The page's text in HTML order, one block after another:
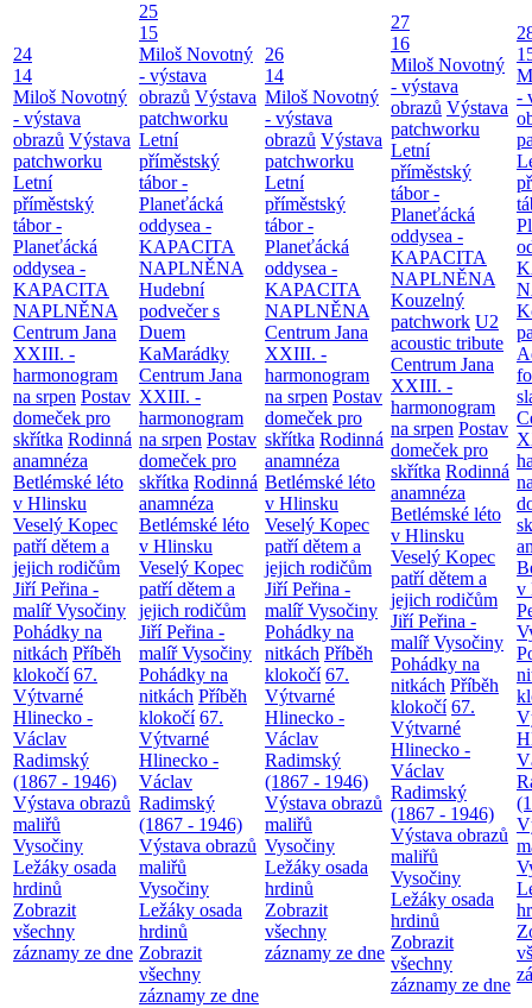
24
14
Miloš Novotný
- výstava
obrazů Výstava
patchworku
Letní
příměstský
tábor -
Planeťácká
oddysea -
KAPACITA
NAPLNĚNA
Centrum Jana
XXIII. -
harmonogram
na srpen Postav
domeček pro
skřítka Rodinná
anamnéza
Betlémské léto
v Hlinsku
Veselý Kopec
patří dětem a
jejich rodičům
Jiří Peřina -
malíř Vysočiny
Pohádky na
nitkách Příběh
klokočí 67.
Výtvarné
Hlinecko -
Václav
Radimský
(1867 - 1946)
Výstava obrazů
maliřů
Vysočiny
Ležáky osada
hrdinů
Zobrazit
všechny
záznamy ze dne
25
15
Miloš Novotný
- výstava
obrazů Výstava
patchworku
Letní
příměstský
tábor -
Planeťácká
oddysea -
KAPACITA
NAPLNĚNA
Hudební
podvečer s
Duem
KaMarádky
Centrum Jana
XXIII. -
harmonogram
na srpen Postav
domeček pro
skřítka Rodinná
anamnéza
Betlémské léto
v Hlinsku
Veselý Kopec
patří dětem a
jejich rodičům
Jiří Peřina -
malíř Vysočiny
Pohádky na
nitkách Příběh
klokočí 67.
Výtvarné
Hlinecko -
Václav
Radimský
(1867 - 1946)
Výstava obrazů
maliřů
Vysočiny
Ležáky osada
hrdinů
Zobrazit
všechny
záznamy ze dne
26
14
Miloš Novotný
- výstava
obrazů Výstava
patchworku
Letní
příměstský
tábor -
Planeťácká
oddysea -
KAPACITA
NAPLNĚNA
Centrum Jana
XXIII. -
harmonogram
na srpen Postav
domeček pro
skřítka Rodinná
anamnéza
Betlémské léto
v Hlinsku
Veselý Kopec
patří dětem a
jejich rodičům
Jiří Peřina -
malíř Vysočiny
Pohádky na
nitkách Příběh
klokočí 67.
Výtvarné
Hlinecko -
Václav
Radimský
(1867 - 1946)
Výstava obrazů
maliřů
Vysočiny
Ležáky osada
hrdinů
Zobrazit
všechny
záznamy ze dne
27
16
Miloš Novotný
- výstava
obrazů Výstava
patchworku
Letní
příměstský
tábor -
Planeťácká
oddysea -
KAPACITA
NAPLNĚNA
Kouzelný
patchwork U2
acoustic tribute
Centrum Jana
XXIII. -
harmonogram
na srpen Postav
domeček pro
skřítka Rodinná
anamnéza
Betlémské léto
v Hlinsku
Veselý Kopec
patří dětem a
jejich rodičům
Jiří Peřina -
malíř Vysočiny
Pohádky na
nitkách Příběh
klokočí 67.
Výtvarné
Hlinecko -
Václav
Radimský
(1867 - 1946)
Výstava obrazů
maliřů
Vysočiny
Ležáky osada
hrdinů
Zobrazit
všechny
záznamy ze dne
-
v